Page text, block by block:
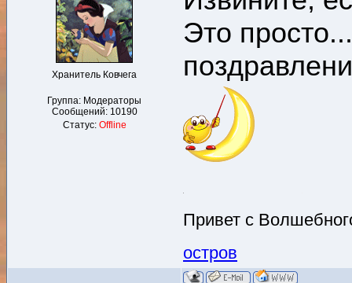
Хранитель Ковчега
Группа: Модераторы
Сообщений: 10190
Статус: Offline
Это
Привет с
остров